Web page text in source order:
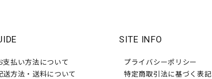
支払い方法について
送方法・送料について
SITE INFO
プライバシーポリシー
特定商取引法に基づく表記